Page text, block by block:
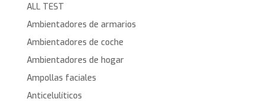
ALL TEST
Ambientadores de armarios
Ambientadores de coche
Ambientadores de hogar
Ampollas faciales
Anticelulíticos